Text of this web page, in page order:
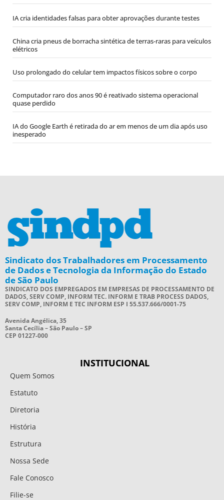
IA cria identidades falsas para obter aprovações durante testes
China cria pneus de borracha sintética de terras-raras para veículos
elétricos
Uso prolongado do celular tem impactos físicos sobre o corpo
Computador raro dos anos 90 é reativado sistema operacional
quase perdido
IA do Google Earth é retirada do ar em menos de um dia após uso
inesperado
Sindicato dos Trabalhadores em Processamento
de Dados e Tecnologia da Informação do Estado
de São Paulo
SINDICATO DOS EMPREGADOS EM EMPRESAS DE PROCESSAMENTO DE
DADOS, SERV COMP, INFORM TEC. INFORM E TRAB PROCESS DADOS,
SERV COMP, INFORM E TEC INFORM ESP I 55.537.666/0001-75
Avenida Angélica, 35
Santa Cecília – São Paulo – SP
CEP 01227-000
INSTITUCIONAL
Quem Somos
Estatuto
Diretoria
História
Estrutura
Nossa Sede
Fale Conosco
Filie-se